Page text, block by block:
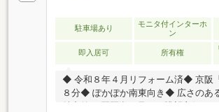
駐車場あり
モニタ付インターホ
ン
即入居可 所有権
◆ 令和８年４月リフォーム済◆ 京阪
８分◆ ぽかぽか南東向き◆ 広さのあ
魅力的！ 琵琶湖も見えて眺望良好なバルコニーです